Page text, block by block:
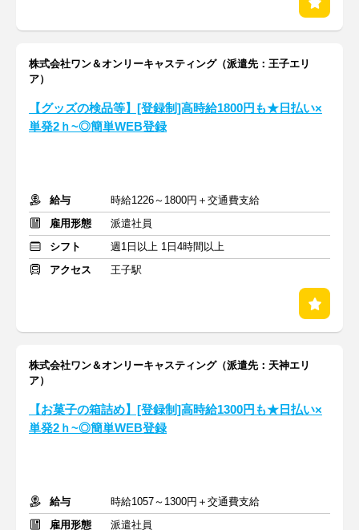
株式会社ワン＆オンリーキャスティング（派遣先：王子エリ
ア）
【グッズの検品等】[登録制]高時給1800円も★日払い×
単発2ｈ~◎簡単WEB登録
給与
時給1226～1800円＋交通費支給
雇用形態
派遣社員
シフト
週1日以上 1日4時間以上
アクセス
王子駅
株式会社ワン＆オンリーキャスティング（派遣先：天神エリ
ア）
【お菓子の箱詰め】[登録制]高時給1300円も★日払い×
単発2ｈ~◎簡単WEB登録
給与
時給1057～1300円＋交通費支給
雇用形態
派遣社員